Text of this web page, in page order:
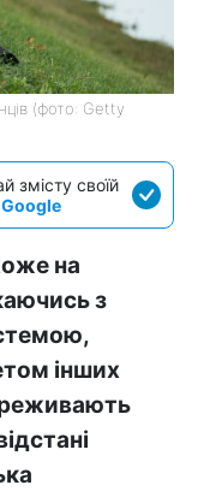
(фото: Getty
змісту своїй
на
з
інших